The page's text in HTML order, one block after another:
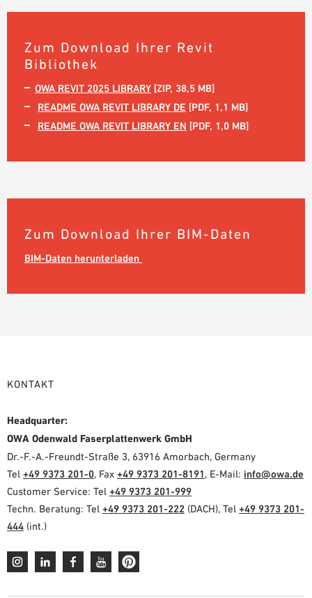
Zum Download Ihrer Revit
Bibliothek
OWA REVIT 2025 LIBRARY [ZIP, 38,5 MB]
README OWA REVIT LIBRARY DE [PDF, 1,1 MB]
README OWA REVIT LIBRARY EN [PDF, 1,0 MB]
Zum Download Ihrer BIM-Daten
BIM-Daten herunterladen
KONTAKT
Headquarter:
OWA Odenwald Faserplattenwerk GmbH
Dr.-F.-A.-Freundt-Straße 3, 63916 Amorbach, Germany
Tel +49 9373 201-0, Fax +49 9373 201-8191, E-Mail: info@owa.de
Customer Service: Tel +49 9373 201-999
Techn. Beratung: Tel +49 9373 201-222 (DACH), Tel +49 9373 201-
444 (int.)